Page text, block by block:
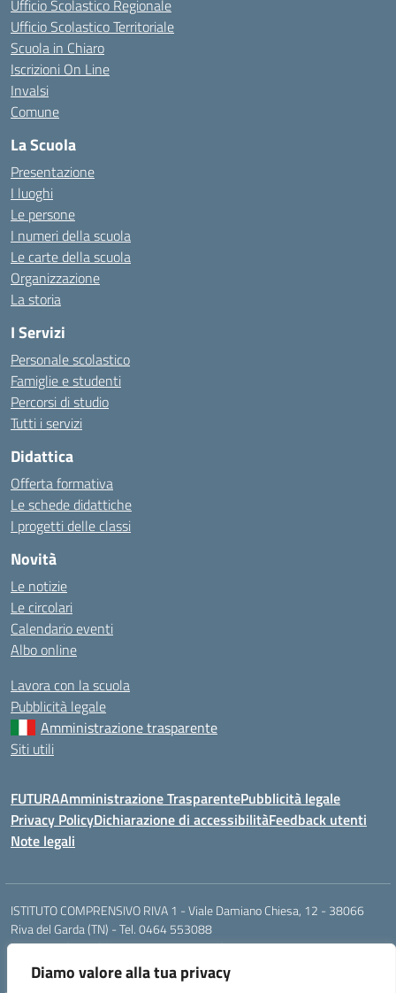
Diamo valore alla tua privacy
Ufficio Scolastico Regionale
Ufficio Scolastico Territoriale
Scuola in Chiaro
Iscrizioni On Line
Invalsi
Comune
La Scuola
Presentazione
I luoghi
Le persone
I numeri della scuola
Le carte della scuola
Organizzazione
La storia
I Servizi
Personale scolastico
Famiglie e studenti
Percorsi di studio
Tutti i servizi
Didattica
Offerta formativa
Le schede didattiche
I progetti delle classi
Novità
Le notizie
Le circolari
Calendario eventi
Albo online
Lavora con la scuola
Pubblicità legale
Amministrazione trasparente
Siti utili
FUTURAAmministrazione TrasparentePubblicità legale
Privacy PolicyDichiarazione di accessibilitàFeedback utenti
Note legali
ISTITUTO COMPRENSIVO RIVA 1 - Viale Damiano Chiesa, 12 - 38066
Riva del Garda (TN) - Tel. 0464 553088
segr.riva1@scuole.provincia.tn.it / riva1@pec.provincia.tn.it
Cod. Mecc. TNIC841001 - Cod. Fisc. 93013000224